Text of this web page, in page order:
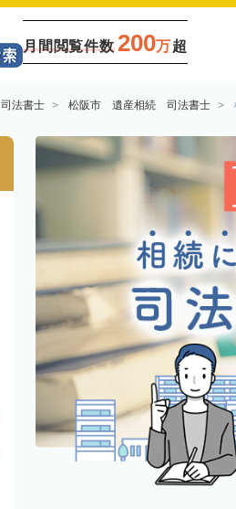
月間閲覧件数 200万超
法書士 松阪市 遺産相続 司法書士